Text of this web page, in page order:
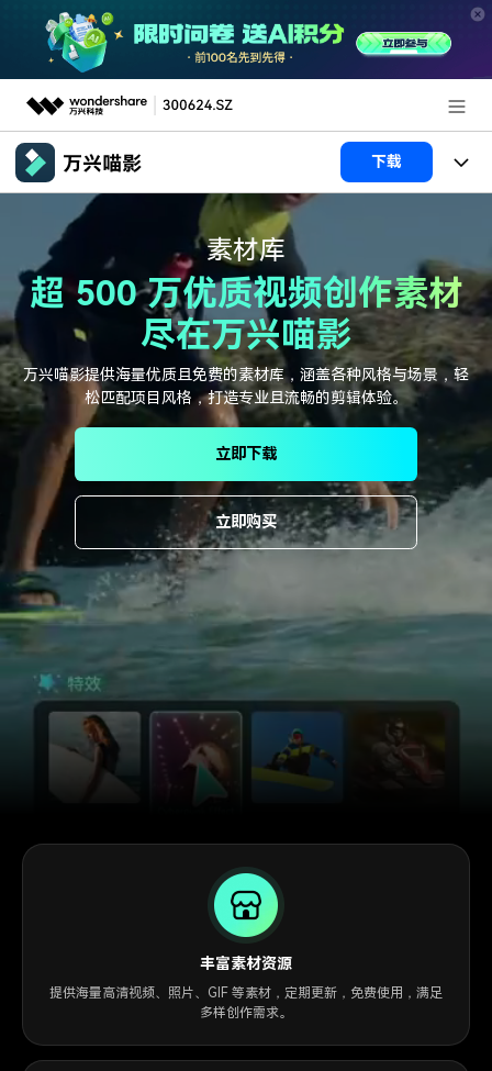
推荐产品
AIGC数字创意
实用工具
政企服务
新闻中心
关于万兴
加入我们
帮助中心
客服热线：4000-300624
下载
产品系统
AI功能
AI 文本转视频 NEW
AI 图生视频 NEW
AI 绘画
AI 视频续写
声音
文本
解决方案
政企服务
专业创作人群
品牌合作故事
使用教程
帮助中心
产品支持
产品信息
立即购买
素材库
超 500 万优质视频创作素材
尽在万兴喵影
万兴喵影提供海量优质且免费的素材库，涵盖各种风格与场景，轻
松匹配项目风格，打造专业且流畅的剪辑体验。
立即下载
立即购买
丰富素材资源
提供海量高清视频、照片、GIF 等素材，定期更新，免费使用，满足
多样创作需求。